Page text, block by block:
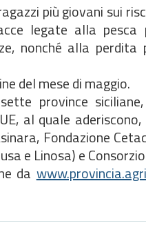
più giovani sui
legate alla pesca
nonché alla perdita
del mese di maggio.
province
al quale
Fondazione
e Linosa) e
da